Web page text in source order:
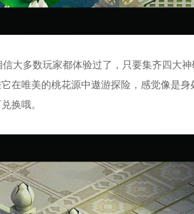
大多数玩家都体验过了，只要集齐四大
在唯美的桃花源中遨游探险，感觉像是
换哦。